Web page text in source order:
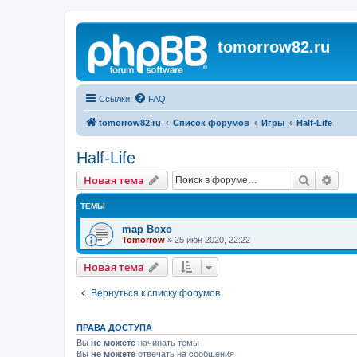
tomorrow82.ru
Ссылки FAQ
tomorrow82.ru Список форумов Игры Half-Life
Half-Life
Новая тема Поиск
ТЕМЫ
map Boxo
Tomorrow » 25 июн 2020, 22:22
Новая тема
Вернуться к списку форумов
ПРАВА ДОСТУПА
Вы не можете начинать темы
Вы не можете отвечать на сообщения